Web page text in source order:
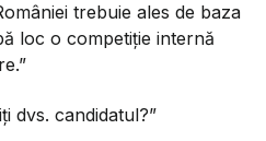
trebuie ales de baza
loc o competiție internă
dvs. candidatul?”